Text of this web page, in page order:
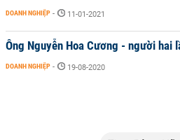
DOANH NGHIỆP - 11-01-2021
Ông Nguyễn Hoa Cương - người hai
DOANH NGHIỆP - 19-08-2020